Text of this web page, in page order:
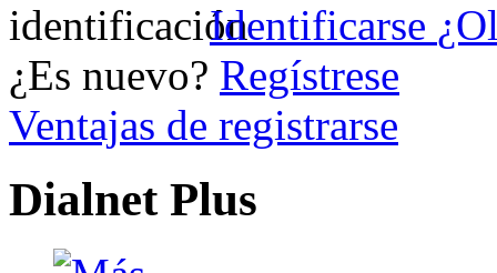
Identificarse
¿Es nuevo? Regístrese
Ventajas de registrarse
Dialnet Plus